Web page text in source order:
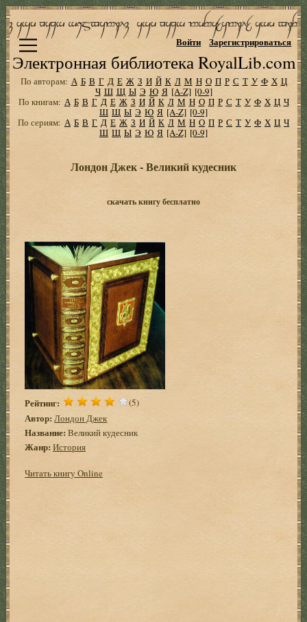
Электронная библиотека RoyalLib.com
Войти Зарегистрироваться
По авторам: А Б В Г Д Е Ж З И Й К Л М Н О П Р С Т У Ф Х Ц
Ч Ш Щ Ы Э Ю Я [A-Z] [0-9]
По книгам: А Б В Г Д Е Ж З И Й К Л М Н О П Р С Т У Ф Х Ц Ч
Ш Щ Ы Э Ю Я [A-Z] [0-9]
По сериям: А Б В Г Д Е Ж З И Й К Л М Н О П Р С Т У Ф Х Ц Ч
Ш Щ Ы Э Ю Я [A-Z] [0-9]
Лондон Джек - Великий кудесник
скачать книгу бесплатно
Рейтинг: (5)
Автор: Лондон Джек
Название: Великий кудесник
Жанр: История
Читать книгу Online